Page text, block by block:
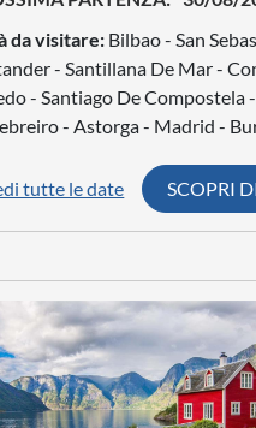
da visitare: Bilbao - San
- Santillana De Mar -
- Santiago De Compostela -
- Astorga - Madrid -
tutte le date SCOPRI